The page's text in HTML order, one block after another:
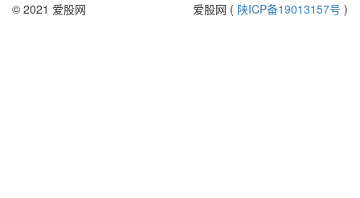
© 2021 爱股网 爱股网 ( 陕ICP备19013157号 )